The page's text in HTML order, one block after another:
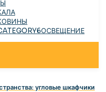
ОСВЕЩЕНИЕ
угловые шкафчики